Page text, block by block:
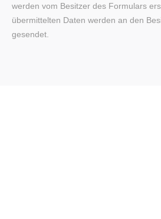
werden vom Besitzer des Formulars
übermittelten Daten werden an den
gesendet.